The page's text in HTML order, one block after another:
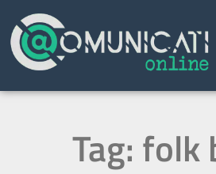
Tag: folk